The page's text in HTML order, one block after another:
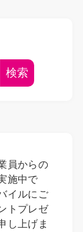
検索
員からの
施中で
イルにご
トプレゼ
し上げま